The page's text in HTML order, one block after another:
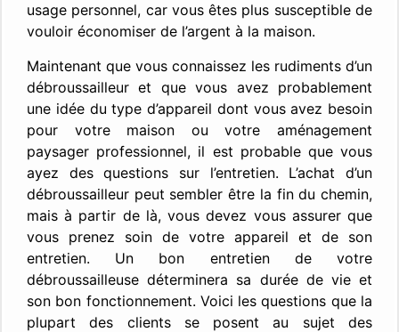
usage personnel, car vous êtes plus susceptible de
vouloir économiser de l’argent à la maison.
Maintenant que vous connaissez les rudiments d’un
débroussailleur et que vous avez probablement
une idée du type d’appareil dont vous avez besoin
pour votre maison ou votre aménagement
paysager professionnel, il est probable que vous
ayez des questions sur l’entretien. L’achat d’un
débroussailleur peut sembler être la fin du chemin,
mais à partir de là, vous devez vous assurer que
vous prenez soin de votre appareil et de son
entretien. Un bon entretien de votre
débroussailleuse déterminera sa durée de vie et
son bon fonctionnement. Voici les questions que la
plupart des clients se posent au sujet des